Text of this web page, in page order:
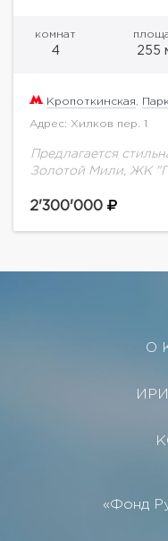
комнат
4 255
Кропоткинская
Адрес: Хилков пер. 1
Предлагается
Золотой Мили, ЖК
парковка,
2'300'000
О
«Фонд